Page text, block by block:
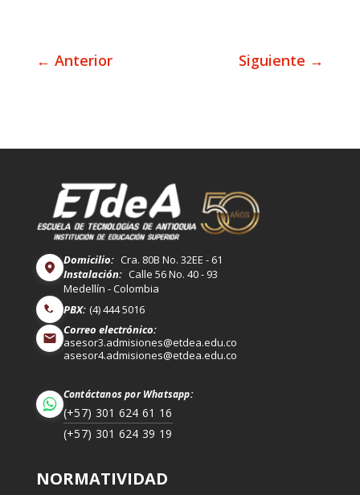
← Anterior Siguiente →
Domicilio: Cra. 80B No. 32EE - 61
Instalación: Calle 56 No. 40 - 93
Medellín - Colombia
PBX: (4) 444 5016
Correo electrónico:
asesor3.admisiones@etdea.edu.co
asesor4.admisiones@etdea.edu.co
Contáctanos por Whatsapp:
(+57) 301 624 61 16
(+57) 301 624 39 19
NORMATIVIDAD